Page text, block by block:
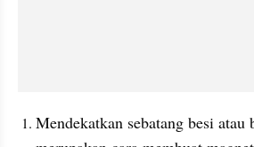
Mendekatkan sebatang besi atau